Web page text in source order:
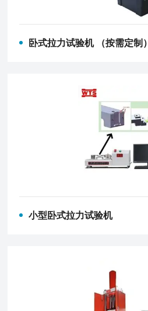
卧式拉力试验机 （按需定制）
小型卧式拉力试验机